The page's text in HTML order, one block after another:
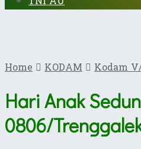
Home KODAM Kodam
Hari Anak
0806/